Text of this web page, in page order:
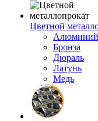
Цветной
Алюминий
Бронза
Дюраль
Латунь
Медь